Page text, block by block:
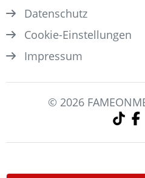
Datenschutz
Cookie-Einstellungen
Impressum
© 2026